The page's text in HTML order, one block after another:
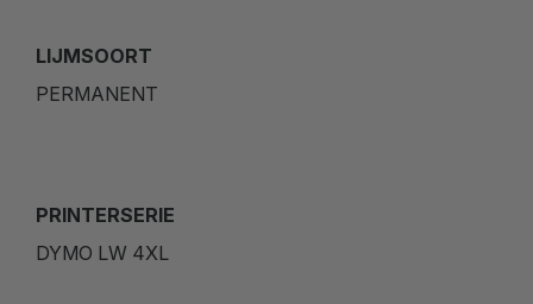
LIJMSOORT
PERMANENT
PRINTERSERIE
DYMO LW 4XL